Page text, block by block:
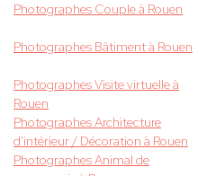
Photographes Couple à Rouen
Photographes Bâtiment à Rouen
Photographes Visite virtuelle à
Rouen
Photographes Architecture
d'intérieur / Décoration à Rouen
Photographes Animal de